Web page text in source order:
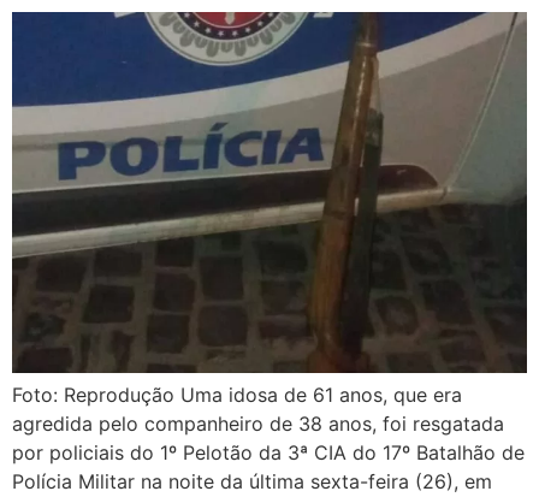
Foto: Reprodução Uma idosa de 61 anos, que era
agredida pelo companheiro de 38 anos, foi resgatada
por policiais do 1º Pelotão da 3ª CIA do 17º Batalhão de
Polícia Militar na noite da última sexta-feira (26), em